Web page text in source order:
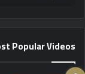
Popular Videos